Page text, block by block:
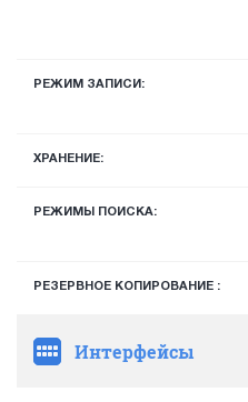
РЕЖИМ ЗАПИСИ:
ХРАНЕНИЕ:
РЕЖИМЫ ПОИСКА:
РЕЗЕРВНОЕ КОПИРОВАНИЕ :
Интерфейсы